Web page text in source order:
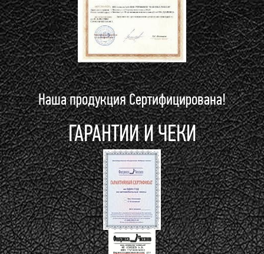
Наша продукция Сертифицирована!
ГАРАНТИИ И ЧЕКИ